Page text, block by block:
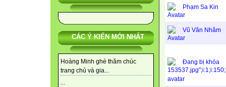
CÁC Ý KIẾN MỚI NHẤT
Hoàng Minh ghé thăm chúc
trang chủ và gia...
...
Phạm Sa Kin
Vũ Văn Nhâm
Đang bị khóa